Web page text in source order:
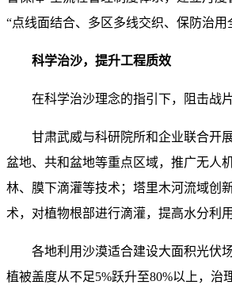
“点线面结合、多区多线交织、保防治用
科学治沙，提升工程质效
在科学治沙理念的指引下，阻击战
甘肃武威与科研院所和企业联合开
盆地、共和盆地等重点区域，推广无人
林、膜下滴灌等技术；塔里木河流域创
术，对植物根部进行滴灌，提高水分利
各地利用沙漠适合建设大面积光伏
植被盖度从不足5%跃升至80%以上，治